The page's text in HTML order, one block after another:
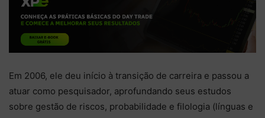
Em 2006, ele deu início à transição de carreira e passou a
atuar como pesquisador, aprofundando seus estudos
sobre gestão de riscos, probabilidade e filologia (línguas e